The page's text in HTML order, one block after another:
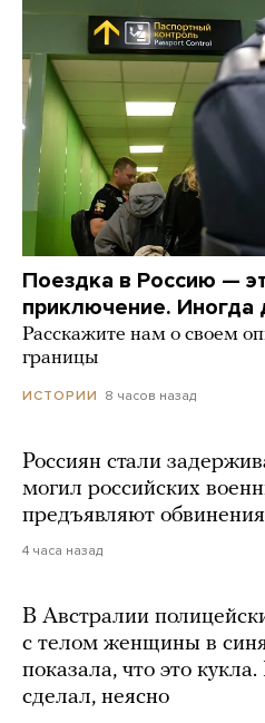
Поездка в Россию —
приключение. Иногда
Расскажите нам о своем
границы
ИСТОРИИ 8 часов назад
Россиян стали
могил российских
предъявляют
4 часа назад
В Австралии
с телом женщины в
показала, что это
сделал, неясно